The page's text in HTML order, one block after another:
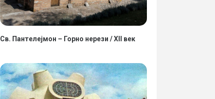
Св. Пантелејмон – Горно нерези / XII век